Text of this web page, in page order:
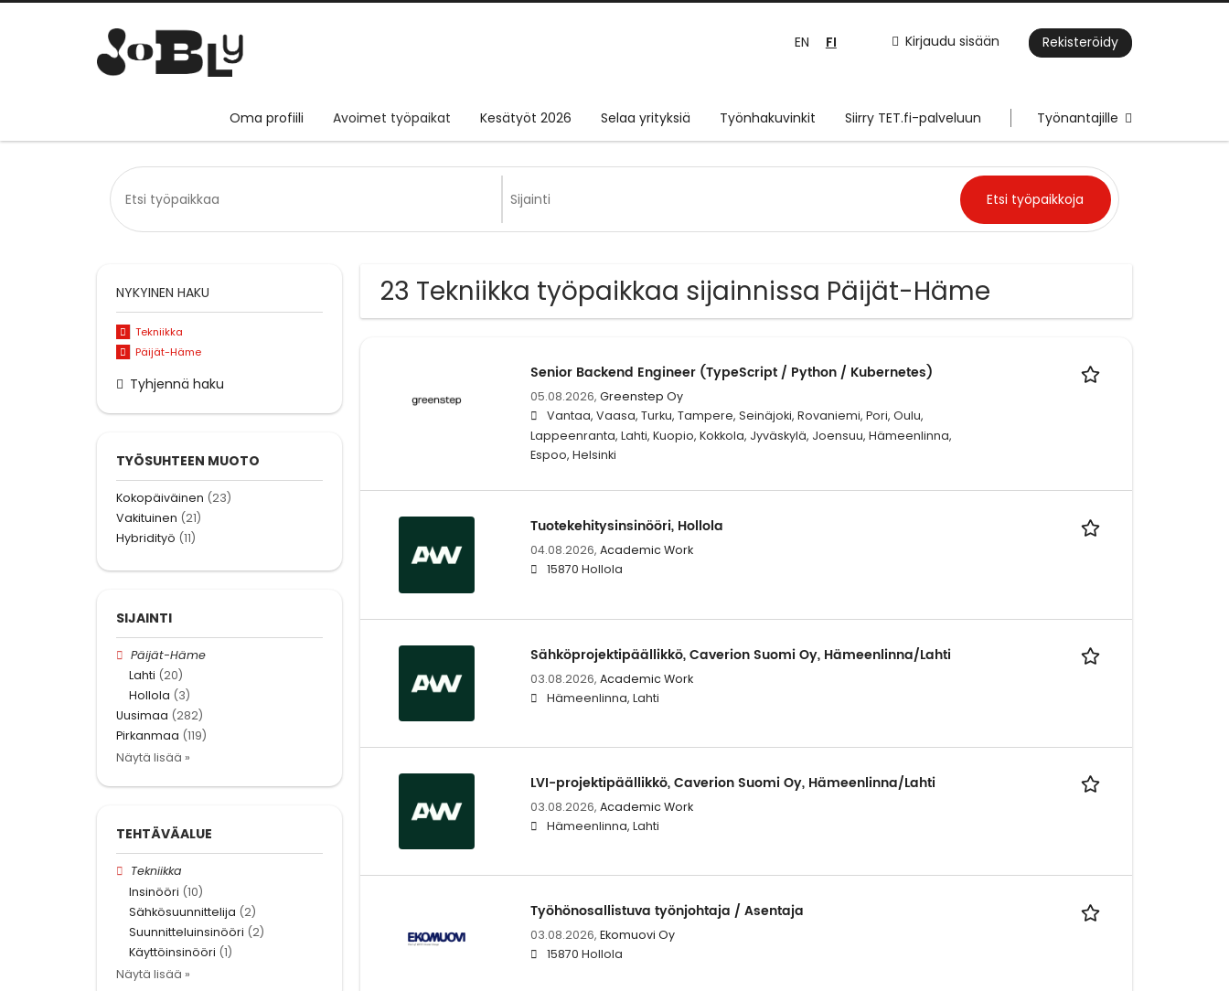
Kirjaudu sisään Rekisteröidy
EN FI
Oma profiili Avoimet työpaikat Kesätyöt 2026 Selaa yrityksiä Työnhakuvinkit Siirry TET.fi-palveluun Työnantajille
23 Tekniikka työpaikkaa sijainnissa Päijät-Häme
Senior Backend Engineer (TypeScript / Python / Kubernetes)
05.08.2026, Greenstep Oy
Vantaa, Vaasa, Turku, Tampere, Seinäjoki, Rovaniemi, Pori, Oulu,
Lappeenranta, Lahti, Kuopio, Kokkola, Jyväskylä, Joensuu, Hämeenlinna,
Espoo, Helsinki
Tuotekehitysinsinööri, Hollola
04.08.2026, Academic Work
15870 Hollola
Sähköprojektipäällikkö, Caverion Suomi Oy, Hämeenlinna/Lahti
03.08.2026, Academic Work
Hämeenlinna, Lahti
LVI-projektipäällikkö, Caverion Suomi Oy, Hämeenlinna/Lahti
03.08.2026, Academic Work
Hämeenlinna, Lahti
Työhönosallistuva työnjohtaja / Asentaja
03.08.2026, Ekomuovi Oy
15870 Hollola
NYKYINEN HAKU
Tekniikka
Päijät-Häme
Tyhjennä haku
TYÖSUHTEEN MUOTO
Kokopäiväinen (23)
Vakituinen (21)
Hybridityö (11)
SIJAINTI
Päijät-Häme
Lahti (20)
Hollola (3)
Uusimaa (282)
Pirkanmaa (119)
Näytä lisää »
TEHTÄVÄALUE
Tekniikka
Insinööri (10)
Sähkösuunnittelija (2)
Suunnitteluinsinööri (2)
Käyttöinsinööri (1)
Näytä lisää »